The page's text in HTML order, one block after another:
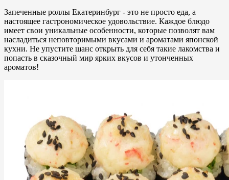
Запеченные роллы Екатеринбург - это не просто еда, а
настоящее гастрономическое удовольствие. Каждое блюдо
имеет свои уникальные особенности, которые позволят вам
насладиться неповторимыми вкусами и ароматами японской
кухни. Не упустите шанс открыть для себя такие лакомства и
попасть в сказочный мир ярких вкусов и утонченных
ароматов!